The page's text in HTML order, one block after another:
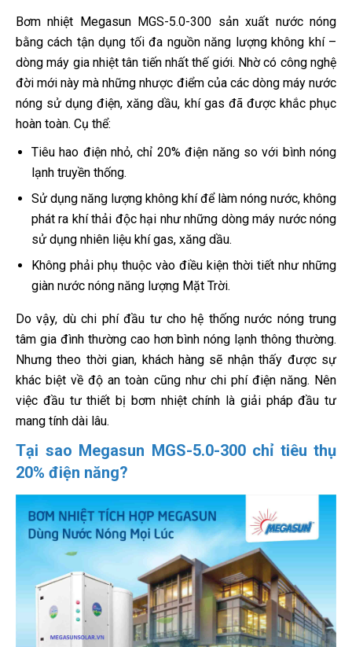
Bơm nhiệt Megasun MGS-5.0-300 sản xuất nước nóng
bằng cách tận dụng tối đa nguồn năng lượng không khí –
dòng máy gia nhiệt tân tiến nhất thế giới. Nhờ có công nghệ
đời mới này mà những nhược điểm của các dòng máy nước
nóng sử dụng điện, xăng dầu, khí gas đã được khắc phục
hoàn toàn. Cụ thể:
Tiêu hao điện nhỏ, chỉ 20% điện năng so với bình nóng
lạnh truyền thống.
Sử dụng năng lượng không khí để làm nóng nước, không
phát ra khí thải độc hại như những dòng máy nước nóng
sử dụng nhiên liệu khí gas, xăng dầu.
Không phải phụ thuộc vào điều kiện thời tiết như những
giàn nước nóng năng lượng Mặt Trời.
Do vậy, dù chi phí đầu tư cho hệ thống nước nóng trung
tâm gia đình thường cao hơn bình nóng lạnh thông thường.
Nhưng theo thời gian, khách hàng sẽ nhận thấy được sự
khác biệt về độ an toàn cũng như chi phí điện năng. Nên
việc đầu tư thiết bị bơm nhiệt chính là giải pháp đầu tư
mang tính dài lâu.
Tại sao Megasun MGS-5.0-300 chỉ tiêu thụ
20% điện năng?